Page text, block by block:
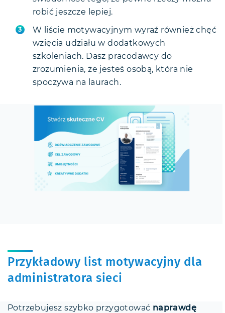
robić jeszcze lepiej.
W liście motywacyjnym wyraź również chęć
wzięcia udziału w dodatkowych
szkoleniach. Dasz pracodawcy do
zrozumienia, że jesteś osobą, która nie
spoczywa na laurach.
Przykładowy list motywacyjny dla
administratora sieci
Potrzebujesz szybko przygotować naprawdę